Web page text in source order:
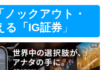
ックアウト・
る「IG証券」